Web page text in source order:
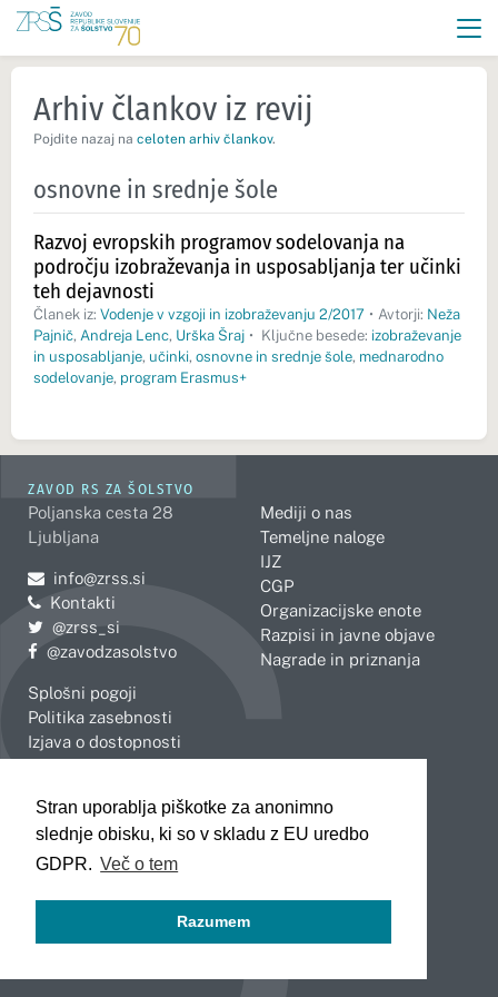
Stran uporablja piškotke za anonimno
slednje obisku, ki so v skladu z EU uredbo
GDPR. Več o tem
Razumem
Arhiv člankov iz revij
Pojdite nazaj na celoten arhiv člankov.
osnovne in srednje šole
Razvoj evropskih programov sodelovanja na
področju izobraževanja in usposabljanja ter učinki
teh dejavnosti
Članek iz: Vodenje v vzgoji in izobraževanju 2/2017 • Avtorji: Neža
Pajnič, Andreja Lenc, Urška Šraj • Ključne besede: izobraževanje
in usposabljanje, učinki, osnovne in srednje šole, mednarodno
sodelovanje, program Erasmus+
ZAVOD RS ZA ŠOLSTVO
Poljanska cesta 28
Ljubljana
Pošljite e-mail na
info@zrss.si
Kontakti
Pojdite na Twitter:
@zrss_si
Pojdite na Facebook:
@zavodzasolstvo
Splošni pogoji
Politika zasebnosti
Izjava o dostopnosti
Mediji o nas
Temeljne naloge
IJZ
CGP
Organizacijske enote
Razpisi in javne objave
Nagrade in priznanja
Celje
Koper
Kranj
Novo mesto
Slovenj Gradec